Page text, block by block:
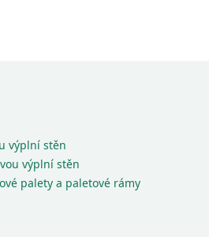
výplní stěn
výplní stěn
palety a paletové rámy